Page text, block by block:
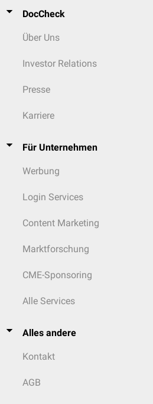
DocCheck
Über Uns
Investor Relations
Presse
Karriere
Für Unternehmen
Werbung
Login Services
Content Marketing
Marktforschung
CME-Sponsoring
Alle Services
Alles andere
Kontakt
AGB